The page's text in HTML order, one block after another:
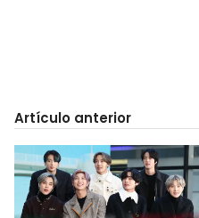
Artículo anterior